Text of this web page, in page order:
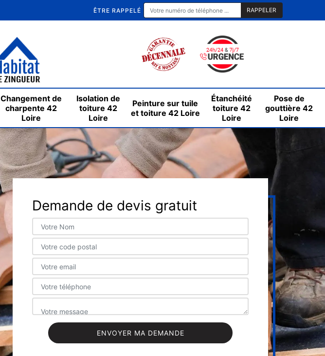
ÊTRE RAPPELÉ
Changement de
charpente 42
Loire
Isolation de
toiture 42
Loire
Peinture sur tuile
et toiture 42 Loire
Étanchéité
toiture 42
Loire
Pose de
gouttière 42
Loire
Demande de devis gratuit